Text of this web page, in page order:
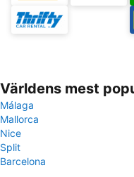
Världens mest
Málaga
Mallorca
Nice
Split
Barcelona